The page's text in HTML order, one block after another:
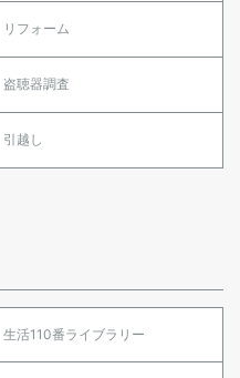
リフォーム
盗聴器調査
引越し
生活110番ライブラリー